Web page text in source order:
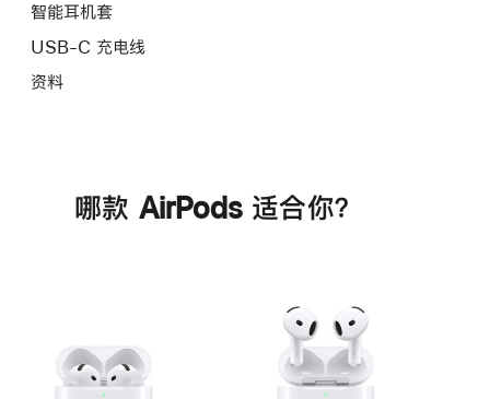
智能耳机套
USB-C 充电线
资料
哪款 AirPods 适合你？